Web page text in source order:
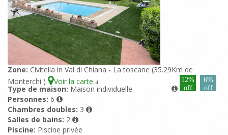
Zone: Civitella in Val di Chiana - La toscane (35.29Km de
Monterchi )
Voir la carte 4
12%
off
6%
off
Type de maison: Maison individuelle
Personnes: 6
Chambres doubles: 3
Salles de bains: 2
Piscine: Piscine privée